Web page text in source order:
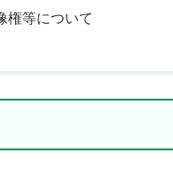
権等について